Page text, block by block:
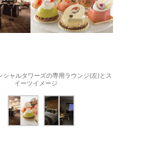
シャルタワーズの専用ラウンジ(左)とス
イーツイメージ